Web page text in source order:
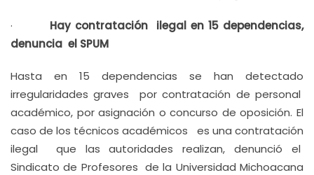
· Hay contratación ilegal en 15 dependencias,
denuncia el SPUM
Hasta en 15 dependencias se han detectado
irregularidades graves por contratación de personal
académico, por asignación o concurso de oposición. El
caso de los técnicos académicos es una contratación
ilegal que las autoridades realizan, denunció el
Sindicato de Profesores de la Universidad Michoacana